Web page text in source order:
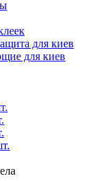
для киев
для киев